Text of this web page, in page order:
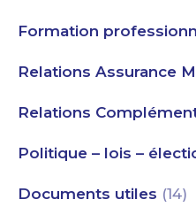
Formation
Relations Assurance
Relations
Politique – lois –
Documents utiles (14)